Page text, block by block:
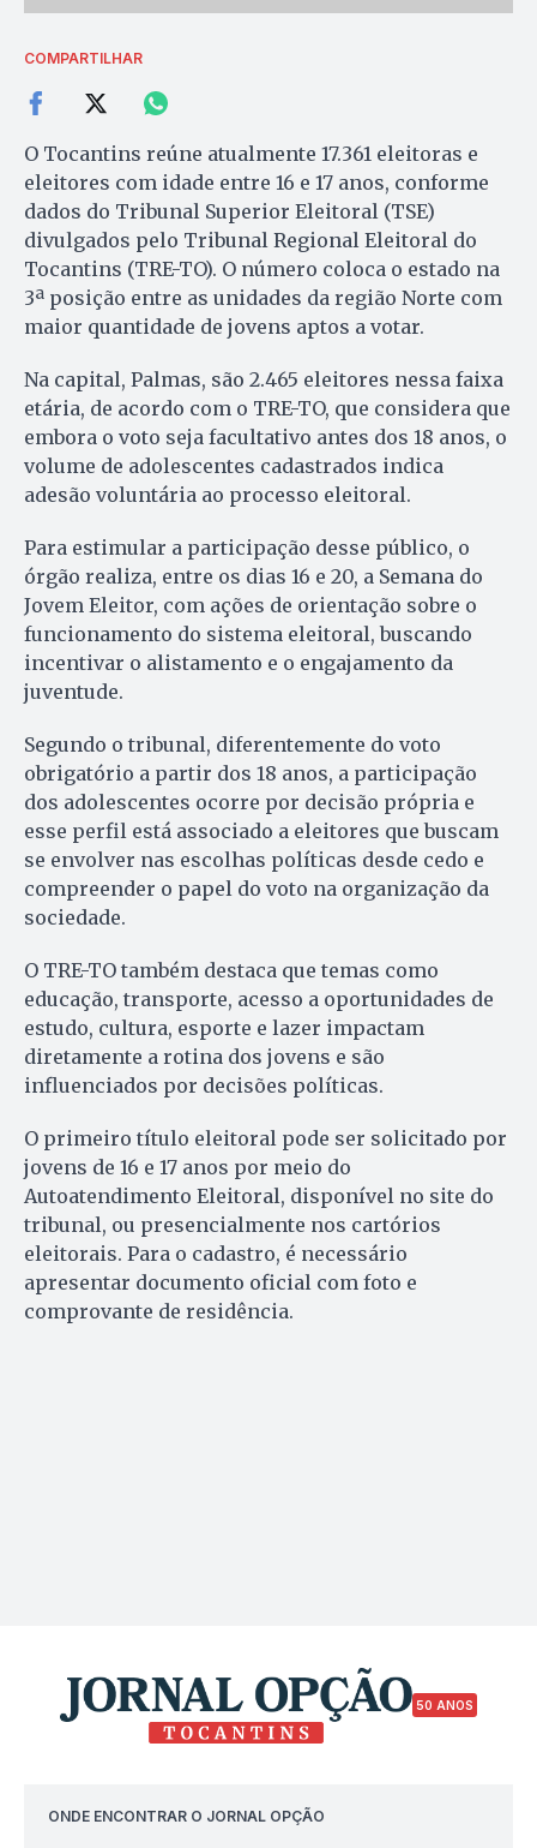
COMPARTILHAR
O Tocantins reúne atualmente 17.361 eleitoras e
eleitores com idade entre 16 e 17 anos, conforme
dados do Tribunal Superior Eleitoral (TSE)
divulgados pelo Tribunal Regional Eleitoral do
Tocantins (TRE-TO). O número coloca o estado na
3ª posição entre as unidades da região Norte com
maior quantidade de jovens aptos a votar.
Na capital, Palmas, são 2.465 eleitores nessa faixa
etária, de acordo com o TRE-TO, que considera que
embora o voto seja facultativo antes dos 18 anos, o
volume de adolescentes cadastrados indica
adesão voluntária ao processo eleitoral.
Para estimular a participação desse público, o
órgão realiza, entre os dias 16 e 20, a Semana do
Jovem Eleitor, com ações de orientação sobre o
funcionamento do sistema eleitoral, buscando
incentivar o alistamento e o engajamento da
juventude.
Segundo o tribunal, diferentemente do voto
obrigatório a partir dos 18 anos, a participação
dos adolescentes ocorre por decisão própria e
esse perfil está associado a eleitores que buscam
se envolver nas escolhas políticas desde cedo e
compreender o papel do voto na organização da
sociedade.
O TRE-TO também destaca que temas como
educação, transporte, acesso a oportunidades de
estudo, cultura, esporte e lazer impactam
diretamente a rotina dos jovens e são
influenciados por decisões políticas.
O primeiro título eleitoral pode ser solicitado por
jovens de 16 e 17 anos por meio do
Autoatendimento Eleitoral, disponível no site do
tribunal, ou presencialmente nos cartórios
eleitorais. Para o cadastro, é necessário
apresentar documento oficial com foto e
comprovante de residência.
50 ANOS
ONDE ENCONTRAR O JORNAL OPÇÃO